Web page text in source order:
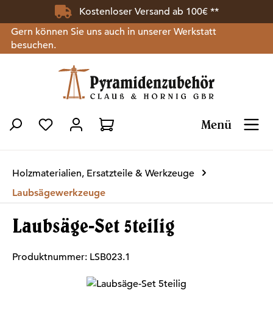
Zum Hauptinhalt springenKostenloser Versand ab 100€ **
Gern können Sie uns auch in unserer Werkstatt
besuchen.
Menü
Du hast 0 Produkte auf dem Merkzettel
Holzmaterialien, Ersatzteile & Werkzeuge
Laubsägewerkzeuge
Laubsäge-Set 5teilig
Produktnummer: LSB023.1
Bildergalerie überspringen